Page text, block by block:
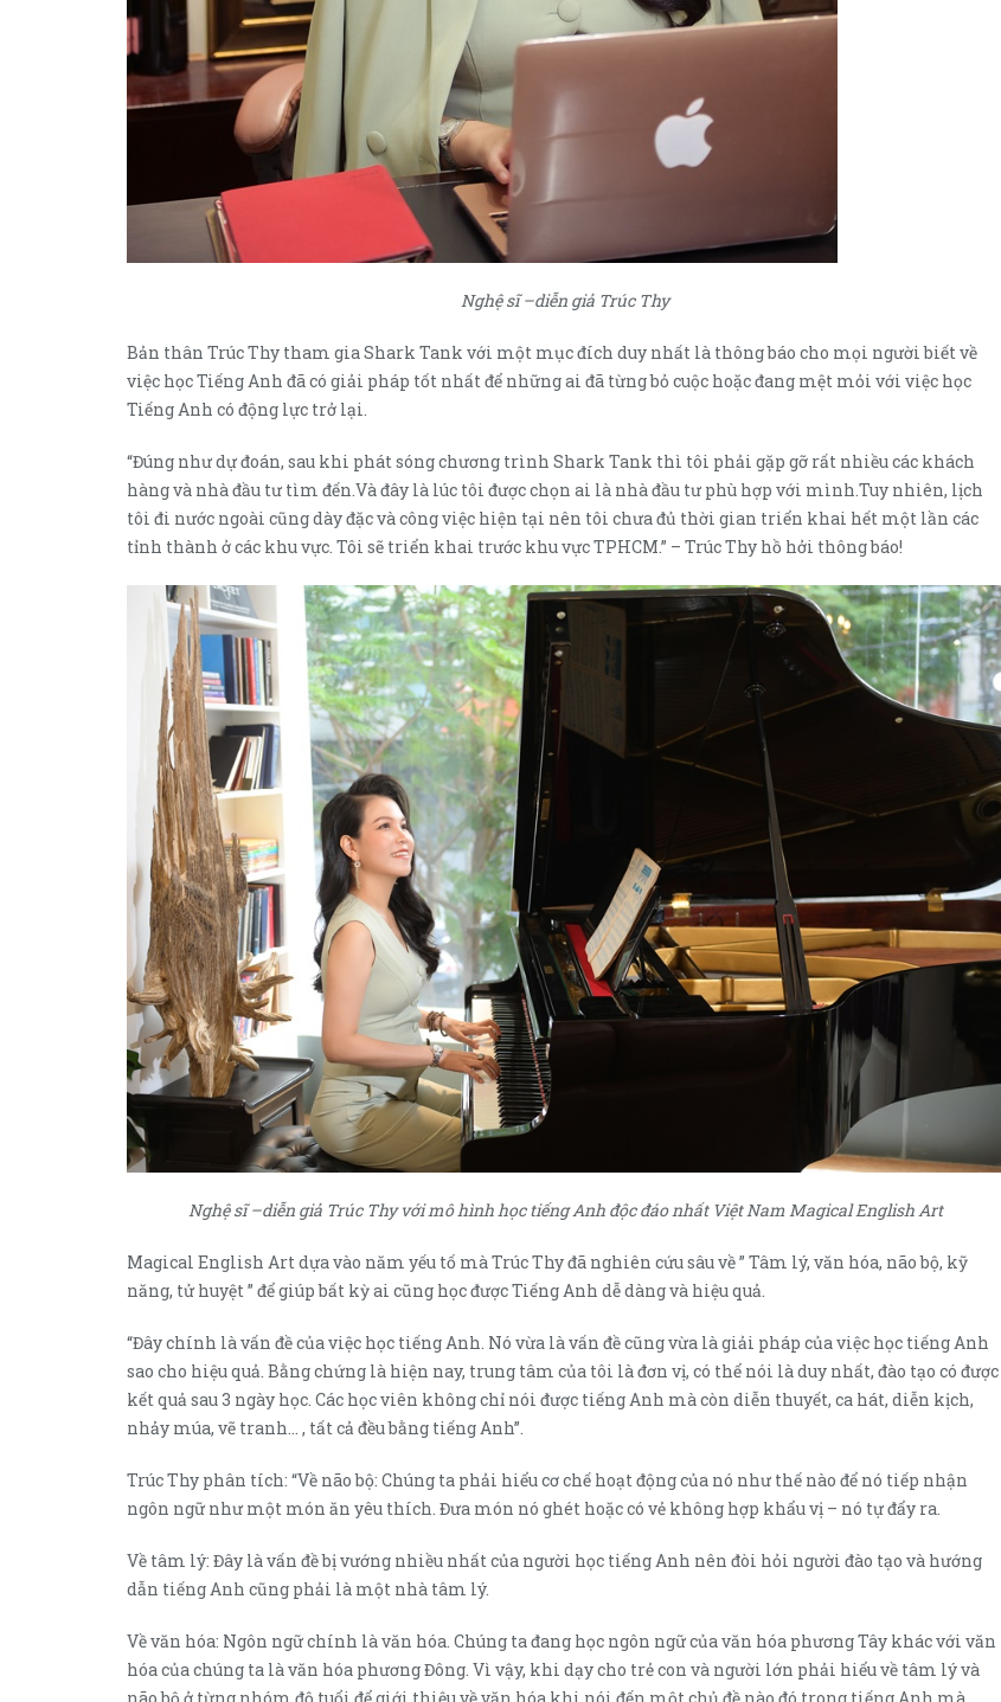
Nghệ sĩ –diễn giả Trúc Thy
Bản thân Trúc Thy tham gia Shark Tank với một mục đích duy nhất là thông báo cho mọi người biết về
việc học Tiếng Anh đã có giải pháp tốt nhất để những ai đã từng bỏ cuộc hoặc đang mệt mỏi với việc học
Tiếng Anh có động lực trở lại.
“Đúng như dự đoán, sau khi phát sóng chương trình Shark Tank thì tôi phải gặp gỡ rất nhiều các khách
hàng và nhà đầu tư tìm đến.Và đây là lúc tôi được chọn ai là nhà đầu tư phù hợp với mình.Tuy nhiên, lịch
tôi đi nước ngoài cũng dày đặc và công việc hiện tại nên tôi chưa đủ thời gian triển khai hết một lần các
tỉnh thành ở các khu vực. Tôi sẽ triển khai trước khu vực TPHCM.” – Trúc Thy hồ hởi thông báo!
Nghệ sĩ –diễn giả Trúc Thy với mô hình học tiếng Anh độc đáo nhất Việt Nam Magical English Art
Magical English Art dựa vào năm yếu tố mà Trúc Thy đã nghiên cứu sâu về ” Tâm lý, văn hóa, não bộ, kỹ
năng, tử huyệt ” để giúp bất kỳ ai cũng học được Tiếng Anh dễ dàng và hiệu quả.
“Đây chính là vấn đề của việc học tiếng Anh. Nó vừa là vấn đề cũng vừa là giải pháp của việc học tiếng Anh
sao cho hiệu quả. Bằng chứng là hiện nay, trung tâm của tôi là đơn vị, có thể nói là duy nhất, đào tạo có được
kết quả sau 3 ngày học. Các học viên không chỉ nói được tiếng Anh mà còn diễn thuyết, ca hát, diễn kịch,
nhảy múa, vẽ tranh… , tất cả đều bằng tiếng Anh”.
Trúc Thy phân tích: “Về não bộ: Chúng ta phải hiểu cơ chế hoạt động của nó như thế nào để nó tiếp nhận
ngôn ngữ như một món ăn yêu thích. Đưa món nó ghét hoặc có vẻ không hợp khẩu vị – nó tự đẩy ra.
Về tâm lý: Đây là vấn đề bị vướng nhiều nhất của người học tiếng Anh nên đòi hỏi người đào tạo và hướng
dẫn tiếng Anh cũng phải là một nhà tâm lý.
Về văn hóa: Ngôn ngữ chính là văn hóa. Chúng ta đang học ngôn ngữ của văn hóa phương Tây khác với văn
hóa của chúng ta là văn hóa phương Đông. Vì vậy, khi dạy cho trẻ con và người lớn phải hiểu về tâm lý và